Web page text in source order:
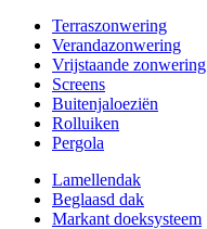
Terraszonwering
Verandazonwering
Vrijstaande zonwering
Screens
Buitenjaloeziën
Rolluiken
Pergola
Lamellendak
Beglaasd dak
Markant doeksysteem